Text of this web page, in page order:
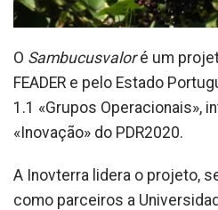
O Sambucusvaloré um
FEADER e pelo Estado
1.1 «Grupos Operacionais»,
«Inovação» do PDR2020.
A Inovterra lidera o projeto,
como parceiros a